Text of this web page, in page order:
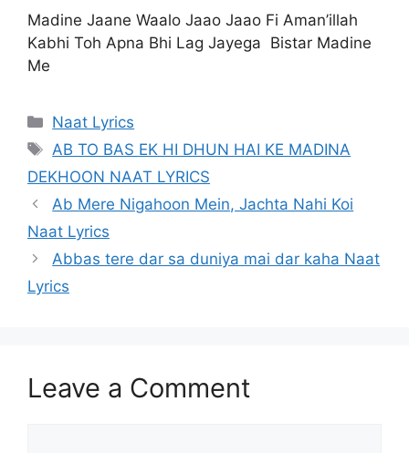
Madine Jaane Waalo Jaao Jaao Fi Aman’illah
Kabhi Toh Apna Bhi Lag Jayega Bistar Madine
Me
Categories
Naat Lyrics
Tags
AB TO BAS EK HI DHUN HAI KE MADINA
DEKHOON NAAT LYRICS
Ab Mere Nigahoon Mein, Jachta Nahi Koi
Naat Lyrics
Abbas tere dar sa duniya mai dar kaha Naat
Lyrics
Leave a Comment